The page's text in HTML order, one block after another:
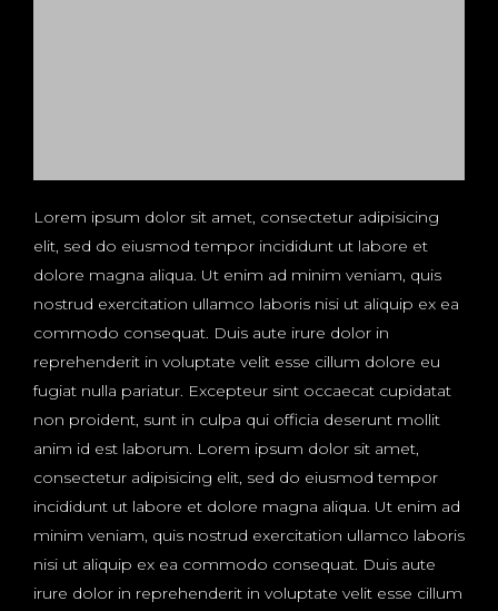
Lorem ipsum dolor sit amet, consectetur adipisicing
elit, sed do eiusmod tempor incididunt ut labore et
dolore magna aliqua. Ut enim ad minim veniam, quis
nostrud exercitation ullamco laboris nisi ut aliquip ex ea
commodo consequat. Duis aute irure dolor in
reprehenderit in voluptate velit esse cillum dolore eu
fugiat nulla pariatur. Excepteur sint occaecat cupidatat
non proident, sunt in culpa qui officia deserunt mollit
anim id est laborum. Lorem ipsum dolor sit amet,
consectetur adipisicing elit, sed do eiusmod tempor
incididunt ut labore et dolore magna aliqua. Ut enim ad
minim veniam, quis nostrud exercitation ullamco laboris
nisi ut aliquip ex ea commodo consequat. Duis aute
irure dolor in reprehenderit in voluptate velit esse cillum